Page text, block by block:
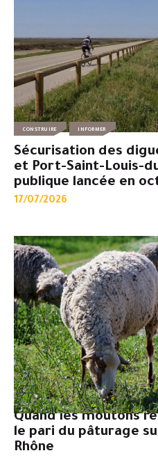
CONSTRUIRE INFORMER
Sécurisation des
et Port-Saint-Louis-
publique lancée en
17/07/2026
Quand les moutons
le pari du pâturage
Rhône